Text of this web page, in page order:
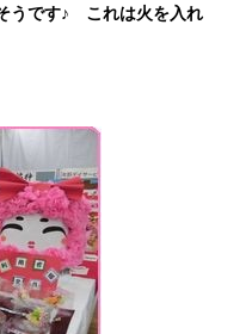
うです♪ これは火を入れ